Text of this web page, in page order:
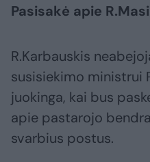
Pasisakė apie
R.Karbauskis
susisiekimo ministrui
juokinga, kai bus
apie pastarojo
svarbius postus.